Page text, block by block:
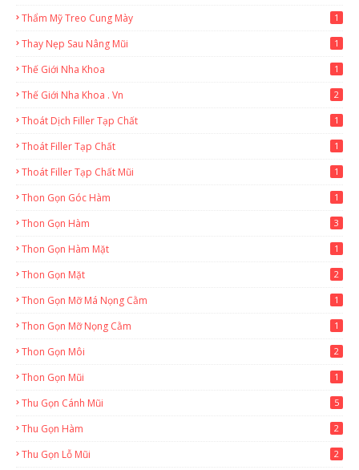
Thẩm Mỹ Treo Cung Mày 1
Thay Nẹp Sau Nâng Mũi 1
Thế Giới Nha Khoa 1
Thế Giới Nha Khoa . Vn 2
Thoát Dịch Filler Tạp Chất 1
Thoát Filler Tạp Chất 1
Thoát Filler Tạp Chất Mũi 1
Thon Gọn Góc Hàm 1
Thon Gọn Hàm 3
Thon Gọn Hàm Mặt 1
Thon Gọn Mặt 2
Thon Gọn Mỡ Má Nọng Cằm 1
Thon Gọn Mỡ Nọng Cằm 1
Thon Gọn Môi 2
Thon Gọn Mũi 1
Thu Gọn Cánh Mũi 5
Thu Gọn Hàm 2
Thu Gọn Lỗ Mũi 2